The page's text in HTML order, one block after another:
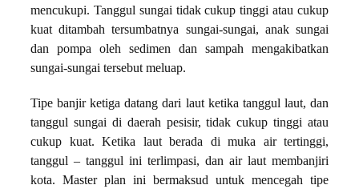
mencukupi. Tanggul sungai tidak cukup tinggi atau cukup
kuat ditambah tersumbatnya sungai-sungai, anak sungai
dan pompa oleh sedimen dan sampah mengakibatkan
sungai-sungai tersebut meluap.
Tipe banjir ketiga datang dari laut ketika tanggul laut, dan
tanggul sungai di daerah pesisir, tidak cukup tinggi atau
cukup kuat. Ketika laut berada di muka air tertinggi,
tanggul – tanggul ini terlimpasi, dan air laut membanjiri
kota. Master plan ini bermaksud untuk mencegah tipe